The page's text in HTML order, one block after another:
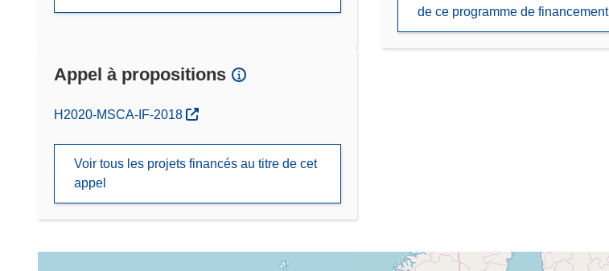
de ce programme de financement
Appel à propositions
(s’ouvre dans une nouvelle fenêtre)
H2020-MSCA-IF-2018
Voir tous les projets financés au titre de cet
appel